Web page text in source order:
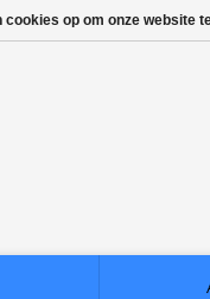
cookies op om onze website